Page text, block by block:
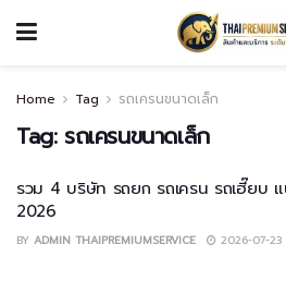
Home Tag รถเครนขนาดเล็ก
Tag: รถเครนขนาดเล็ก
รวม 4 บริษัท รถยก รถเครน รถเฮี๊ยบ แ
2026
BY ADMIN THAIPREMIUMSERVICE 2026-07-23